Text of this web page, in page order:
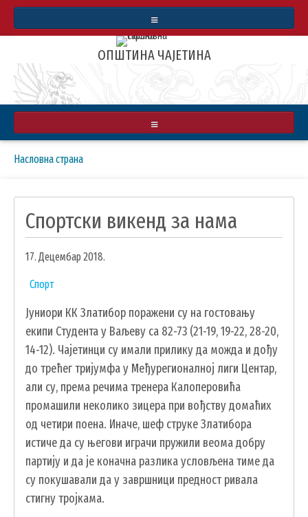
БУЏЕТ
ИНФОРМАТОР О РАДУ
АРХИВА ВЕСТИ
РЕАЛИЗОВАЛИ СМО
ЗЛАТИБОРСКЕ ВЕСТИ
МАПА
ОПШТИНА ЧАЈЕТИНА
О ОПШТИНИ
ИНФРАСТРУКТУРА
КУЛТУРА
ОБРАЗОВАЊЕ
УДРУЖЕЊА И НВО
ЛОКАЛНА САМОУПРАВА
СКУПШТИНА
ПРЕДСЕДНИК
ОПШТИНСКО ВЕЋЕ
ОПШТИНСКА УПРАВА
ОПШТИНСКО ПРАВОБРАНИЛАШТВО
МЕСНЕ ЗАЈЕДНИЦЕ
ЈАВНА ПРЕДУЗЕЋА
КОМУНАЛНА МИЛИЦИЈА ОПШТИНЕ
ЧАЈЕТИНА
ИНТЕРНА РЕВИЗИЈА
Breadcrumbs
You
Насловна страна
Спортски викенд за нама
17. Децембар 2018.
Спорт
Јуниори КК Златибор поражени су на гостовању
екипи Студента у Ваљеву са 82-73 (21-19, 19-22, 28-20,
14-12). Чајетинци су имали прилику да можда и дођу
до трећег тријумфа у Међурегионалној лиги Центар,
али су, према речима тренера Калоперовића
промашили неколико зицера при вођству домаћих
од четири поена. Иначе, шеф струке Златибора
истиче да су његови играчи пружили веома добру
партију и да је коначна разлика условљена тиме да
су покушавали да у завршници предност ривала
стигну тројкама.